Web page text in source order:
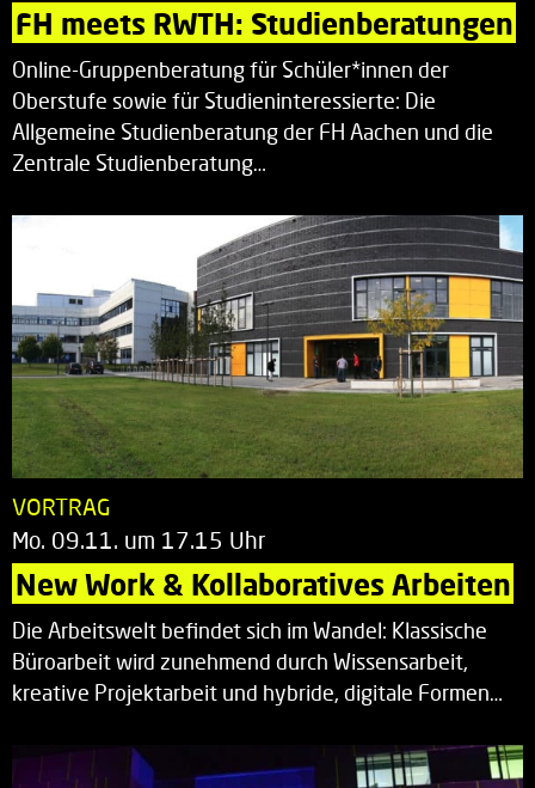
FH meets RWTH: Studienberatungen
Online-Gruppenberatung für Schüler*innen der
Oberstufe sowie für Studieninteressierte: Die
Allgemeine Studienberatung der FH Aachen und die
Zentrale Studienberatung…
VORTRAG
Mo. 09.11. um 17.15 Uhr
New Work & Kollaboratives Arbeiten
Die Arbeitswelt befindet sich im Wandel: Klassische
Büroarbeit wird zunehmend durch Wissensarbeit,
kreative Projektarbeit und hybride, digitale Formen…